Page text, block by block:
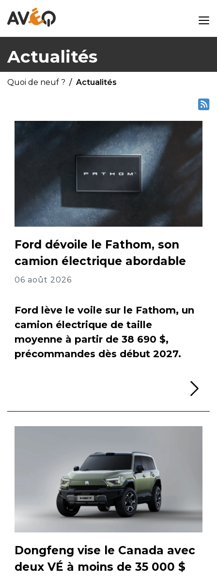
Actualités
Quoi de neuf ? Actualités
Ford dévoile le Fathom, son
camion électrique abordable
06 août 2026
Ford lève le voile sur le Fathom, un
camion électrique de taille
moyenne à partir de 38 690 $,
précommandes dès début 2027.
Dongfeng vise le Canada avec
deux VÉ à moins de 35 000 $